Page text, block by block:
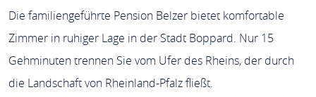
Die familiengeführte Pension Belzer bietet komfortable
Zimmer in ruhiger Lage in der Stadt Boppard. Nur 15
Gehminuten trennen Sie vom Ufer des Rheins, der durch
die Landschaft von Rheinland-Pfalz fließt.